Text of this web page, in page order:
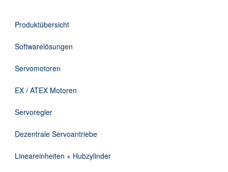
Applikationen
Informationen
Downloads
Kontakt
Produktübersicht
Softwarelösungen
Servomotoren
EX / ATEX Motoren
Servoregler
Dezentrale Servoantriebe
Lineareinheiten + Hubzylinder